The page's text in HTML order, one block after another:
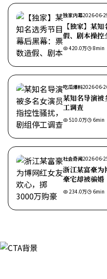
独家内幕2026-06-
【独家】某
假、剧本操控
420.0万 8min
吃瓜爆料2026-06-
某知名导演被
工调查
510.0万 6min
社会奇闻2026-06-
浙江某富豪
豪宅却被骗婚
234.0万 6min